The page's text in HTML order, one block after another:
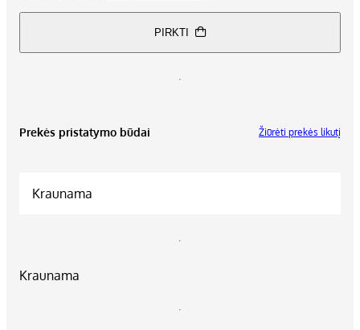
PIRKTI
Prekės pristatymo būdai Žiūrėti prekės likutį
Kraunama
Kraunama